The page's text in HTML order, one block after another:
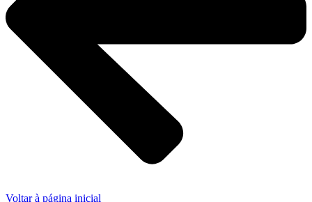
Voltar à página inicial